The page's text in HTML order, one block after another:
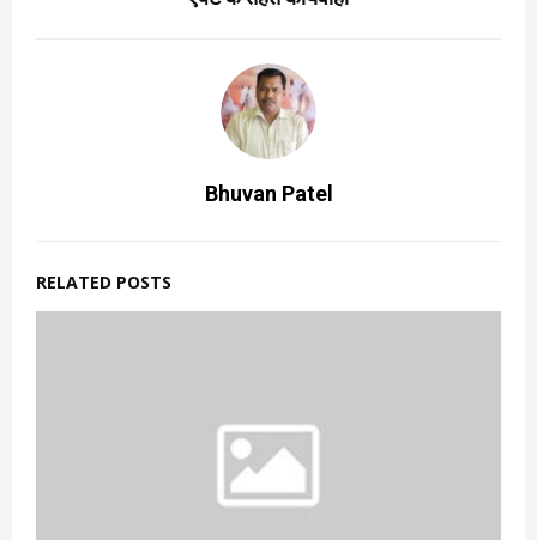
Bhuvan Patel
RELATED POSTS